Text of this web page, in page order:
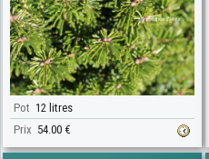
Pot 12 litres
Prix 54.00 €